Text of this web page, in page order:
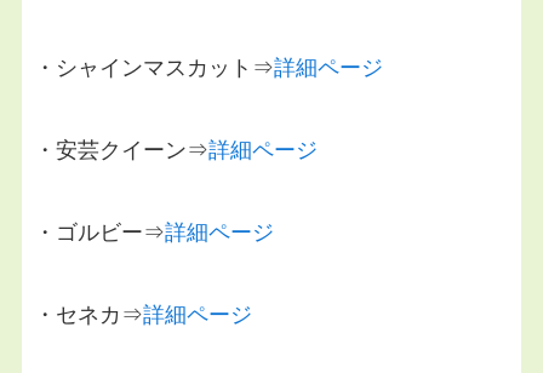
・シャインマスカット⇒詳細ページ
・安芸クイーン⇒詳細ページ
・ゴルビー⇒詳細ページ
・セネカ⇒詳細ページ